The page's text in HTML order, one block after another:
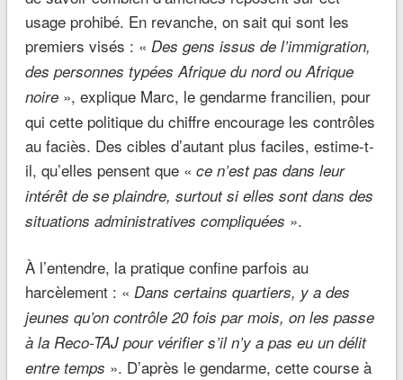
usage prohibé. En revanche, on sait qui sont les
premiers visés : « Des gens issus de l’immigration,
des personnes typées Afrique du nord ou Afrique
noire», explique Marc, le gendarme francilien, pour
qui cette politique du chiffre encourage les contrôles
au faciès. Des cibles d’autant plus faciles, estime-t-
il, qu’elles pensent que « ce n’est pas dans leur
intérêt de se plaindre, surtout si elles sont dans des
situations administratives compliquées ».
À l’entendre, la pratique confine parfois au
harcèlement : « Dans certains quartiers, y a des
jeunes qu’on contrôle 20 fois par mois, on les passe
à la Reco-TAJ pour vérifier s’il n’y a pas eu un délit
entre temps ». D’après le gendarme, cette course à